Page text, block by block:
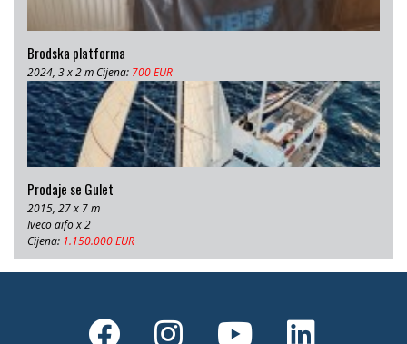
Brodska platforma
2024, 3 x 2 m Cijena: 700 EUR
Prodaje se Gulet
2015, 27 x 7 m
Iveco aifo x 2
Cijena: 1.150.000 EUR